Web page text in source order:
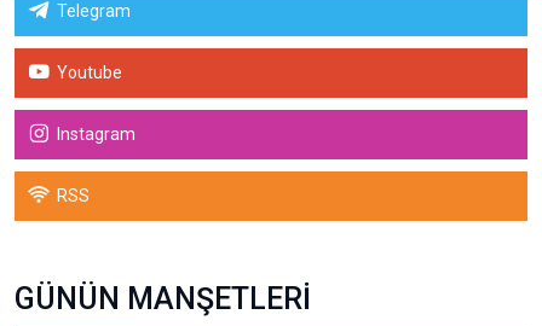
Telegram
Youtube
Instagram
RSS
GÜNÜN MANŞETLERİ